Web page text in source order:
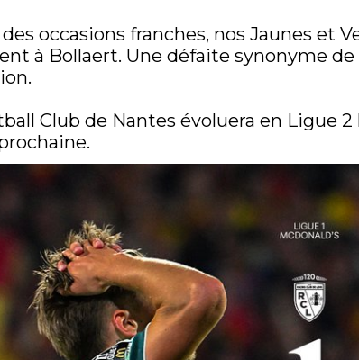
occasions franches, nos Jaunes et
à Bollaert. Une défaite synonyme de
Club de Nantes évoluera en Ligue 2